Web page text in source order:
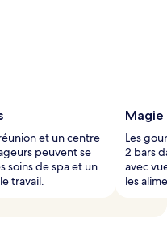
s
v
et un centre
peuvent se
soins de spa et un
travail.
Les
2 bars
avec
les